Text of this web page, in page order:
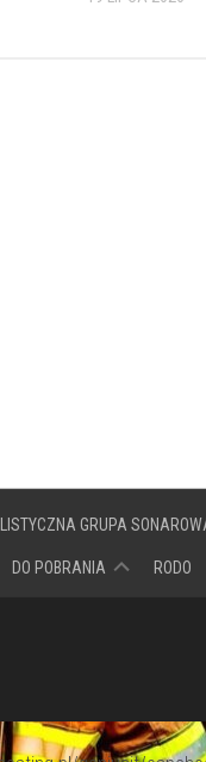
GRUPA
DO POBRANIA RODO